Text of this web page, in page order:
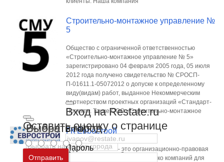
Выбрать город
Москва и
Московская область
Вход на Restate.ru
Email
Пароль
Строительно-монтажное управление №
5
Общество с ограниченной ответственностью
«Строительно-монтажное управление № 5»
зарегистрировано 04 февраля 2005 года, 05 июля
2012 года получено свидетельство № СРОСП-
П-01611.1-05072012 о допуске к определенному
виду(видам) работ, выданное Некоммерческим
партнерством проектных организаций «Стандарт-
Проект». Также ООО «Строительно-монтажное
ГК Еврострой
Группа компаний – это организационно-правовая
форма, объединяющая несколько компаний для
Оставить оценку о странице
Отправить